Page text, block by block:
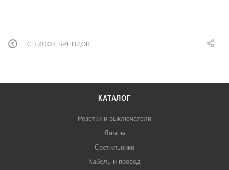
СПИСОК БРЕНДОВ
КАТАЛОГ
Розетки и выключатели
Лампы
Светильники
Кабель и провод